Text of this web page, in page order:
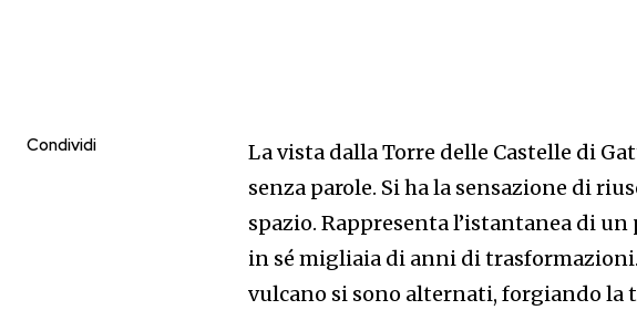
Condividi
La vista dalla Torre delle Castelle di
senza parole. Si ha la sensazione di
spazio. Rappresenta l’istantanea di
in sé migliaia di anni di trasformazioni.
vulcano si sono alternati, forgiando la